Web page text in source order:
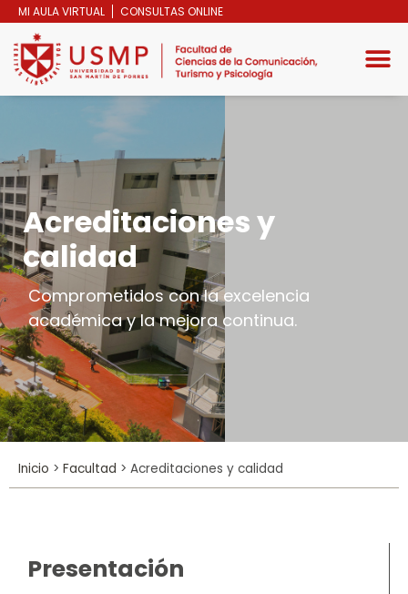
MI AULA VIRTUAL CONSULTAS ONLINE
Acreditaciones y
calidad
Comprometidos con la excelencia
académica y la mejora continua.
Inicio > Facultad > Acreditaciones y calidad
Presentación